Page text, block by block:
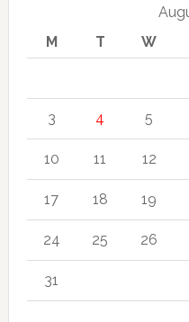
M
T W
3 4 5
10 11 12
17 18 19
24 25 26
31